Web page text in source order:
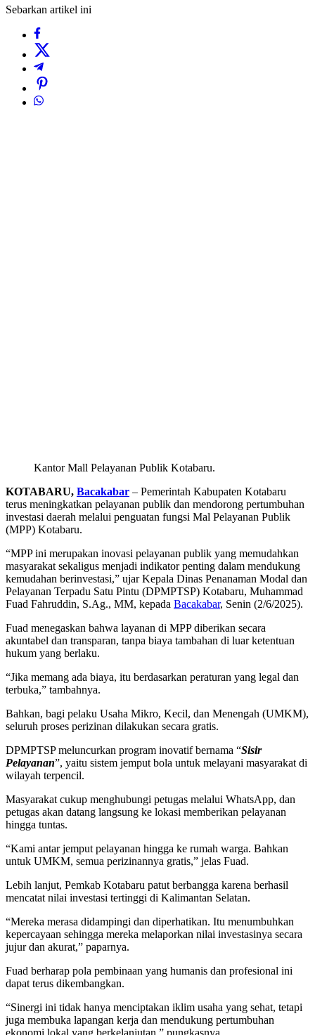
Sebarkan artikel ini
Kantor Mall Pelayanan Publik Kotabaru.
KOTABARU, Bacakabar – Pemerintah Kabupaten Kotabaru
terus meningkatkan pelayanan publik dan mendorong pertumbuhan
investasi daerah melalui penguatan fungsi Mal Pelayanan Publik
(MPP) Kotabaru.
“MPP ini merupakan inovasi pelayanan publik yang memudahkan
masyarakat sekaligus menjadi indikator penting dalam mendukung
kemudahan berinvestasi,” ujar Kepala Dinas Penanaman Modal dan
Pelayanan Terpadu Satu Pintu (DPMPTSP) Kotabaru, Muhammad
Fuad Fahruddin, S.Ag., MM, kepada Bacakabar, Senin (2/6/2025).
Fuad menegaskan bahwa layanan di MPP diberikan secara
akuntabel dan transparan, tanpa biaya tambahan di luar ketentuan
hukum yang berlaku.
“Jika memang ada biaya, itu berdasarkan peraturan yang legal dan
terbuka,” tambahnya.
Bahkan, bagi pelaku Usaha Mikro, Kecil, dan Menengah (UMKM),
seluruh proses perizinan dilakukan secara gratis.
DPMPTSP meluncurkan program inovatif bernama “Sisir
Pelayanan”, yaitu sistem jemput bola untuk melayani masyarakat di
wilayah terpencil.
Masyarakat cukup menghubungi petugas melalui WhatsApp, dan
petugas akan datang langsung ke lokasi memberikan pelayanan
hingga tuntas.
“Kami antar jemput pelayanan hingga ke rumah warga. Bahkan
untuk UMKM, semua perizinannya gratis,” jelas Fuad.
Lebih lanjut, Pemkab Kotabaru patut berbangga karena berhasil
mencatat nilai investasi tertinggi di Kalimantan Selatan.
“Mereka merasa didampingi dan diperhatikan. Itu menumbuhkan
kepercayaan sehingga mereka melaporkan nilai investasinya secara
jujur dan akurat,” paparnya.
Fuad berharap pola pembinaan yang humanis dan profesional ini
dapat terus dikembangkan.
“Sinergi ini tidak hanya menciptakan iklim usaha yang sehat, tetapi
juga membuka lapangan kerja dan mendukung pertumbuhan